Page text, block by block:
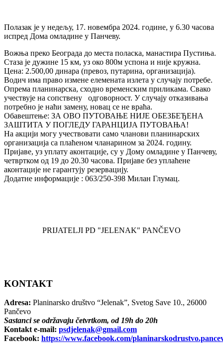
Полазак је у недељу, 17. новембра 2024. године, у 6.30 часова
испред Дома омладине у Панчеву.
Вожња преко Београда до места поласка, манастира Пустиња.
Стаза је дужине 15 км, уз око 800м успона и није кружна.
Цена: 2.500,00 динара (превоз, путарина, организација).
Водич има право измене елемената излета у случају потребе.
Опрема планинарска, сходно временским приликама. Свако
учествује на сопствену одговорност. У случају отказивања
потребно је наћи замену, новац се не враћа.
Обавештење: ЗА ОВО ПУТОВАЊЕ НИЈЕ ОБЕЗБЕЂЕНА
ЗАШТИТА У ПОГЛЕДУ ГАРАНЦИЈА ПУТОВАЊА!
На акцији могу учествовати само чланови планинарских
организација са плаћеном чланарином за 2024. годину.
Пријаве, уз уплату аконтације, су у Дому омладине у Панчеву,
четвртком од 19 до 20.30 часова. Пријаве без уплаћене
аконтације не гарантују резервацију.
Додатне информације : 063/250-398 Милан Глумац.
PRIJATELJI PD "JELENAK" PANČEVO
KONTAKT
Adresa: Planinarsko društvo “Jelenak”, Svetog Save 10., 26000
Pančevo
Sastanci se održavaju četvrtkom, od 19h do 20h
Kontakt e-mail: psdjelenak@gmail.com
Facebook: https://www.facebook.com/